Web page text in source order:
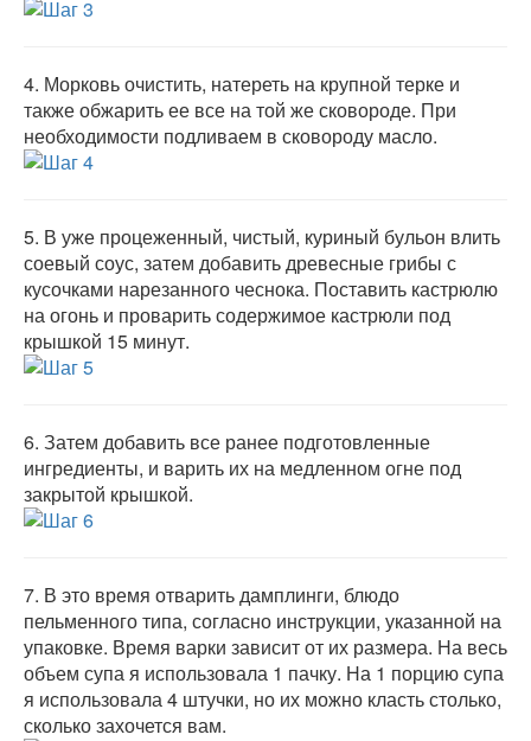
4. Морковь очистить, натереть на крупной терке и
также обжарить ее все на той же сковороде. При
необходимости подливаем в сковороду масло.
5. В уже процеженный, чистый, куриный бульон влить
соевый соус, затем добавить древесные грибы с
кусочками нарезанного чеснока. Поставить кастрюлю
на огонь и проварить содержимое кастрюли под
крышкой 15 минут.
6. Затем добавить все ранее подготовленные
ингредиенты, и варить их на медленном огне под
закрытой крышкой.
7. В это время отварить дамплинги, блюдо
пельменного типа, согласно инструкции, указанной на
упаковке. Время варки зависит от их размера. На весь
объем супа я использовала 1 пачку. На 1 порцию супа
я использовала 4 штучки, но их можно класть столько,
сколько захочется вам.